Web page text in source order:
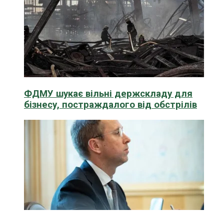
ФДМУ шукає вільні держскладу для
бізнесу, постраждалого від обстрілів